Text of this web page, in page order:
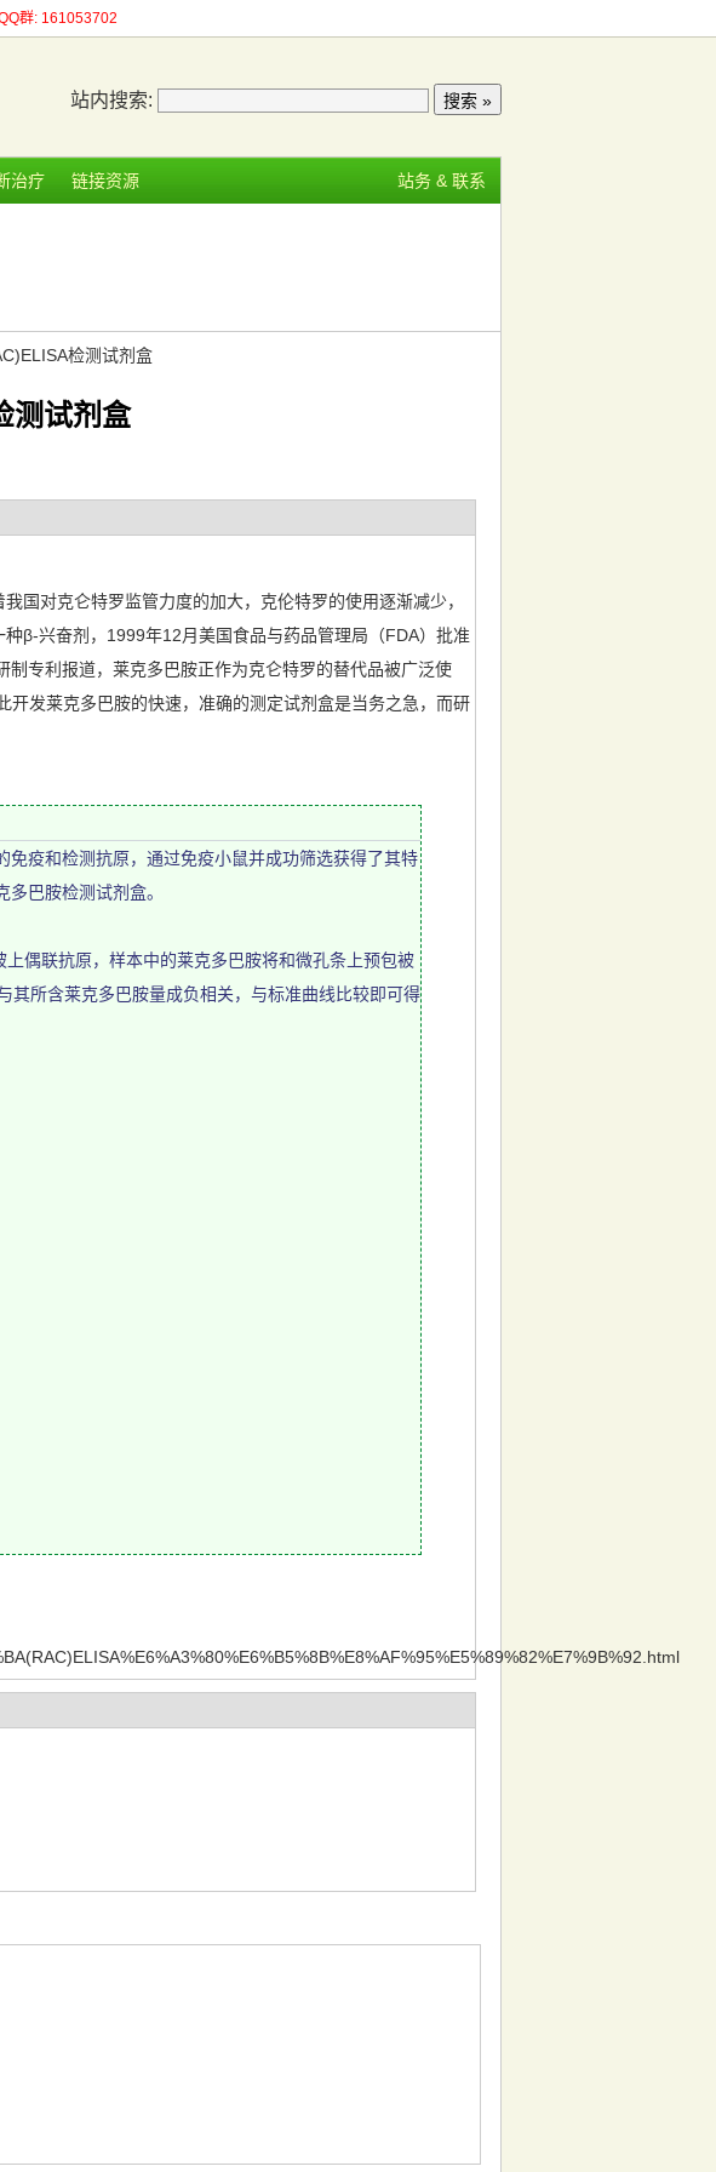
群: 161053702
站内搜索:
治疗 链接资源 站务 & 联系
检测试剂盒
测试剂盒
对克仑特罗监管力度的加大，克伦特罗的使用逐渐减少，
β-兴奋剂，1999年12月美国食品与药品管理局（FDA）批准
专利报道，莱克多巴胺正作为克仑特罗的替代品被广泛使
发莱克多巴胺的快速，准确的测定试剂盒是当务之急，而研
疫和检测抗原，通过免疫小鼠并成功筛选获得了其特
巴胺检测试剂盒。
偶联抗原，样本中的莱克多巴胺将和微孔条上预包被
其所含莱克多巴胺量成负相关，与标准曲线比较即可得